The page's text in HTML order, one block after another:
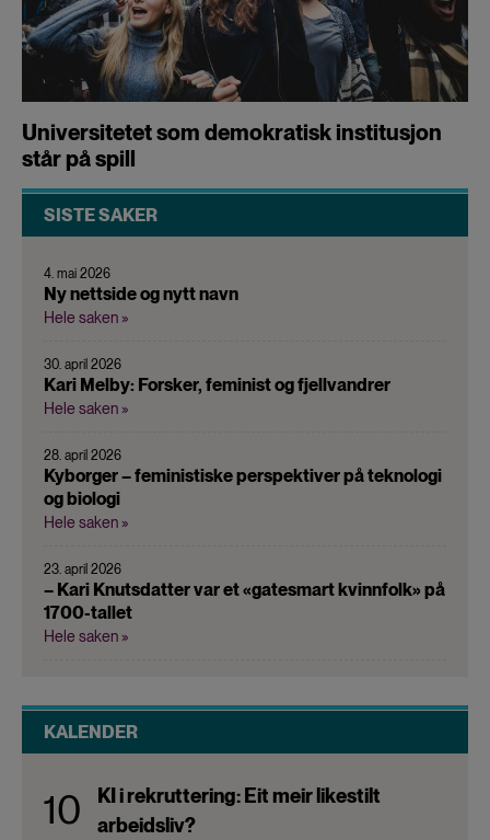
Universitetet som demokratisk institusjon
står på spill
SISTE SAKER
4. mai 2026
Ny nettside og nytt navn
Hele saken »
30. april 2026
Kari Melby: Forsker, feminist og fjellvandrer
Hele saken »
28. april 2026
Kyborger – feministiske perspektiver på teknologi
og biologi
Hele saken »
23. april 2026
– Kari Knutsdatter var et «gatesmart kvinnfolk» på
1700-tallet
Hele saken »
KALENDER
10
KI i rekruttering: Eit meir likestilt
arbeidsliv?